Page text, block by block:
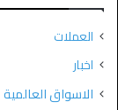
العملات
اخبار
الاسواق العالمية